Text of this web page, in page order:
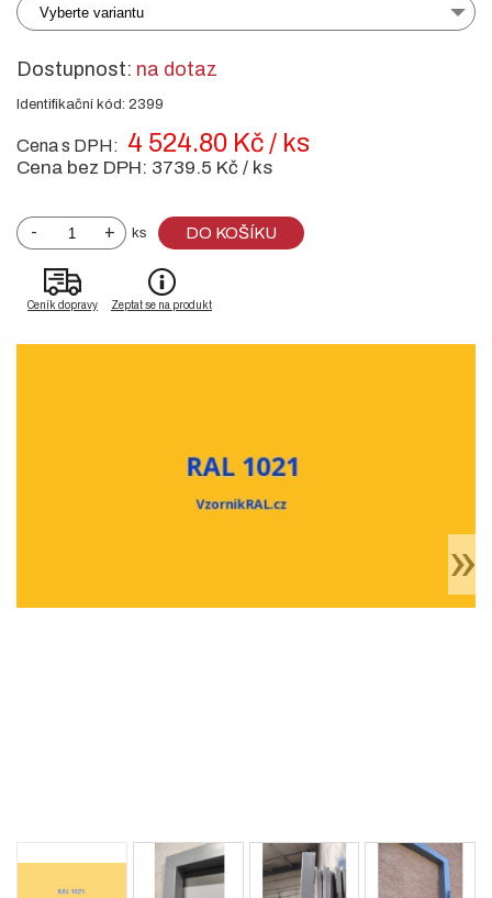
Vyberte variantu
Dostupnost: na dotaz
Identifikační kód: 2399
Cena s DPH: 4 524.80 Kč / ks
Cena bez DPH: 3739.5 Kč / ks
- + ks DO KOŠÍKU
Ceník dopravy Zeptat se na produkt